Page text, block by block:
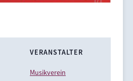
VERANSTALTER
Musikverein